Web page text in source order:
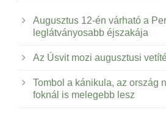
Augusztus 12-én várható a
leglátványosabb éjszakája
Az Úsvit mozi augusztusi
Tombol a kánikula, az ország
foknál is melegebb lesz